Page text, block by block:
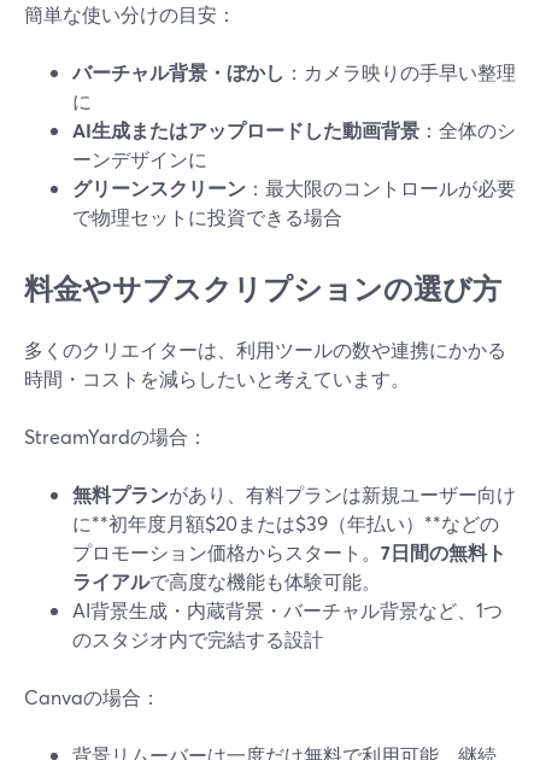
簡単な使い分けの目安：
バーチャル背景・ぼかし ：カメラ映りの手早い整理
に
AI生成またはアップロードした動画背景 ：全体のシ
ーンデザインに
グリーンスクリーン ：最大限のコントロールが必要
で物理セットに投資できる場合
料金やサブスクリプションの選び方
多くのクリエイターは、利用ツールの数や連携にかかる
時間・コストを減らしたいと考えています。
StreamYardの場合：
無料プランがあり、有料プランは新規ユーザー向け
に**初年度月額$20または$39（年払い）**などの
プロモーション価格からスタート。 7日間の無料ト
ライアルで高度な機能も体験可能。
AI背景生成・内蔵背景・バーチャル背景など、1つ
のスタジオ内で完結する設計
Canvaの場合：
背景リムーバーは一度だけ無料で利用可能。継続